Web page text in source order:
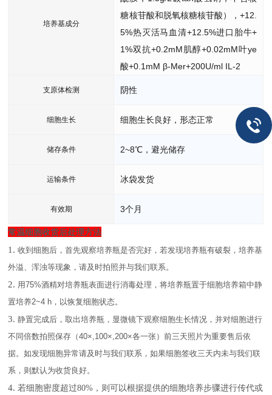
培养基成分
糖核苷酸和脱氧核糖核苷酸），+12.
5%热灭活马血清+12.5%进口胎牛+
1%双抗+0.2mM肌醇+0.02mM叶ye
酸+0.1mM β-Mer+200U/ml IL-2
支原体检测 阴性
细胞生长 细胞生长良好，形态正常
储存条件 2~8℃，避光储存
运输条件 冰袋发货
有效期 3个月
常温细胞收货后处理方法
1.收到细胞后，首先观察培养瓶是否完好，若发现培养瓶有破裂，培养基
外溢、浑浊等现象，请及时拍照并与我们联系。
2. 用75%酒精对培养瓶表面进行消毒处理，将培养瓶置于细胞培养箱中静
置培养2~4 h ，以恢复细胞状态。
3.静置完成后，取出培养瓶，显微镜下观察细胞生长情况，并对细胞进行
不同倍数拍照保存（40×,100×,200×各一张）前三天照片为重要售后依
据。如发现细胞异常请及时与我们联系，如果细胞签收三天内未与我们联
系，则默认为收货良好。
4.若细胞密度超过80%，则可以根据提供的细胞培养步骤进行传代或